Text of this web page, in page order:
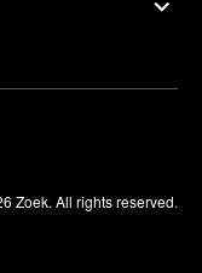
Zoek. All rights reserved.